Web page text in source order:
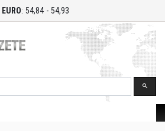
EURO: 54,84 - 54,93